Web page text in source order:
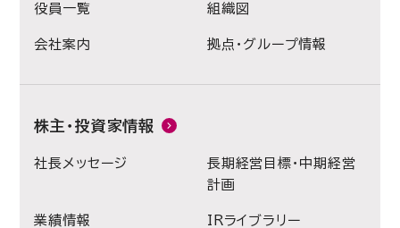
役員一覧 組織図
会社案内 拠点・グループ情報
株主・投資家情報
社長メッセージ
長期経営目標・中期経営
計画
業績情報 IRライブラリー